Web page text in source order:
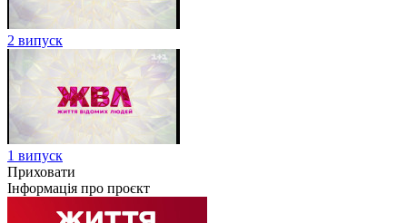
2 випуск
1 випуск
Приховати
Інформація про проєкт